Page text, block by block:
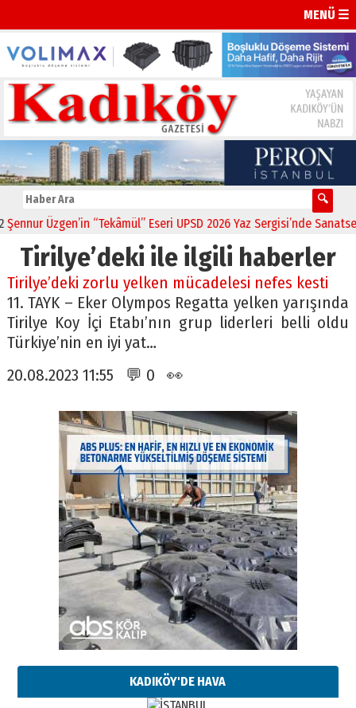
MENÜ ☰
Üzgen’in “Tekâmül” Eseri UPSD 2026 Yaz Sergisi’nde
Tirilye’deki ile ilgili haberler
Tirilye’deki zorlu yelken mücadelesi nefes kesti
11. TAYK – Eker Olympos Regatta yelken yarışında
Tirilye Koy İçi Etabı’nın grup liderleri belli oldu
Türkiye’nin en iyi yat…
20.08.2023 11:55 💬 0 👀
KADIKÖY'DE HAVA